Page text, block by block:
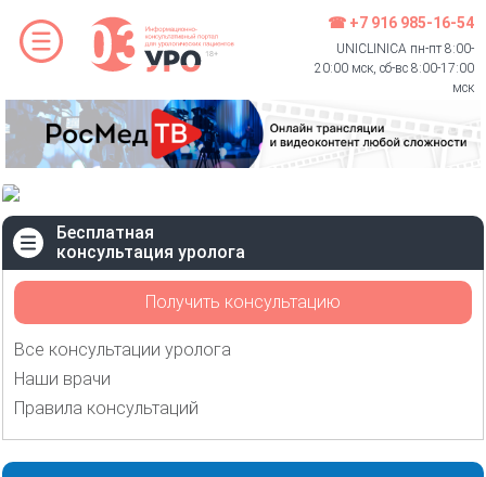
☎ +7 916 985-16-54
UNICLINICA пн-пт 8:00-
20:00 мск, сб-вс 8:00-17:00
мск
Бесплатная
консультация уролога
Получить консультацию
Все консультации уролога
Наши врачи
Правила консультаций